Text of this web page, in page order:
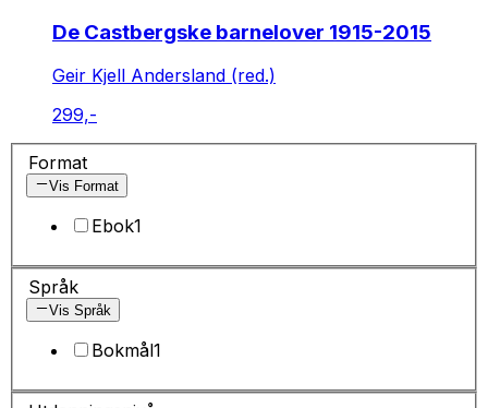
De Castbergske barnelover 1915-2015
Geir Kjell Andersland (red.)
299,-
Format
Vis Format
Ebok1
Språk
Vis Språk
Bokmål1